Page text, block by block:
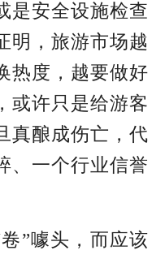
是安全设施检查
明，旅游市场越
热度，越要做好
或许只是给游客
真酿成伤亡，代
、一个行业信誉
”噱头，而应该